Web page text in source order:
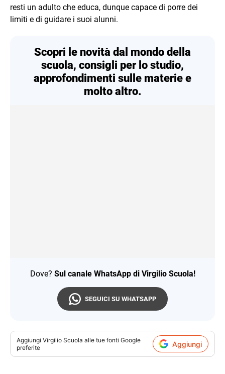
resti un adulto che educa, dunque capace di porre dei
limiti e di guidare i suoi alunni.
Scopri le novità dal mondo della
scuola, consigli per lo studio,
approfondimenti sulle materie e
molto altro.
Dove? Sul canale WhatsApp di Virgilio Scuola!
SEGUICI SU WHATSAPP
Aggiungi Virgilio Scuola alle tue fonti Google
preferite
Aggiungi